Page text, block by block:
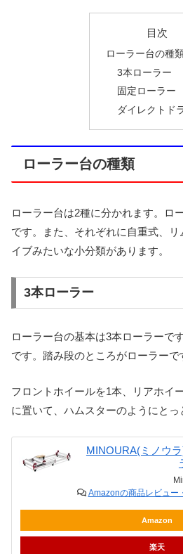
目次
ローラー台の種類
3本ローラー
固定ローラー
ダイレクトド
ローラー台の種類
ローラー台は2種に分かれます。ロ
です。また、それぞれに自重式、
イブみたいな小分類があります。
3本ローラー
ローラー台の基本は3本ローラーで
です。踏み段のところがローラーで
フロントホイールを1本、リアホイ
に置いて、ハムスターのようにとっ
MINOURA(ミノウ
Amazonの商品レビュー
Amazon
楽天